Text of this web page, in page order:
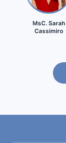
MsC. Sarah
Cassimiro